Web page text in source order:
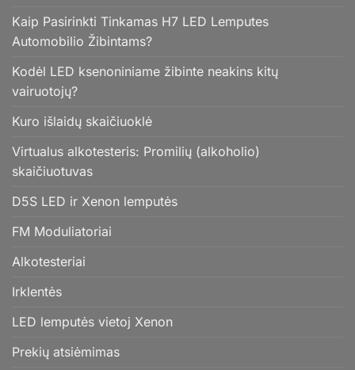
Kaip Pasirinkti Tinkamas H7 LED Lemputes
Automobilio Žibintams?
Kodėl LED ksenoniniame žibinte neakins kitų
vairuotojų?
Kuro išlaidų skaičiuoklė
Virtualus alkotesteris: Promilių (alkoholio)
skaičiuotuvas
D5S LED ir Xenon lemputės
FM Moduliatoriai
Alkotesteriai
Irklentės
LED lemputės vietoj Xenon
Prekių atsiėmimas